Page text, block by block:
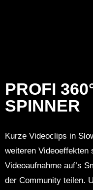
PROFI
SPINNER
Kurze Videoclips in
weiteren Videoeffekten
Videoaufnahme auf’s
der Community teilen.